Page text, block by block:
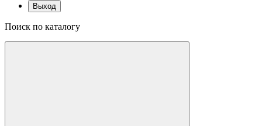
Выход
Поиск по каталогу